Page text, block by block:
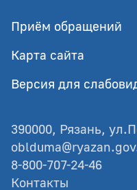
Приём обращений
Карта сайта
Версия для
390000, Рязань,
8-800-707-24-46
Контакты